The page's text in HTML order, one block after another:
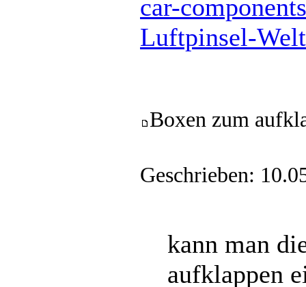
car-
Luftpinsel-
Boxen zum
Geschrieben:
kann man
aufklappen